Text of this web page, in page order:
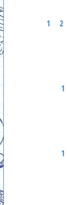
1 2
1
1